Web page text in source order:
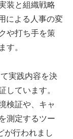
装と組織戦略
による人事の変
や打ち手を策
す。
実践内容を決
しています。
検証や、キャ
測定するツー
が行われまし